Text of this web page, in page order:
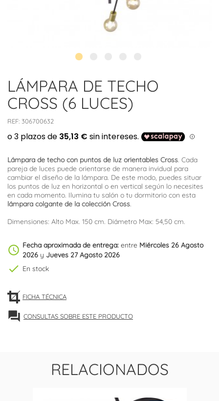
LÁMPARA DE TECHO
CROSS (6 LUCES)
REF: 306700632
Lámpara de techo con puntos de luz orientables Cross. Cada
pareja de luces puede orientarse de manera invidual para
cambiar el diseño de la lámpara. De este modo, puedes situar
los puntos de luz en horizontal o en vertical según lo necesites
en cada momento. Ilumina tu salón o tu dormitorio con esta
lámpara colgante de la colección Cross.
Dimensiones: Alto Max. 150 cm. Diámetro Max: 54,50 cm.
schedule Fecha aproximada de entrega: entre Miércoles 26 Agosto
2026 y Jueves 27 Agosto 2026
check En stock
FICHA TÉCNICA
forum CONSULTAS SOBRE ESTE PRODUCTO
RELACIONADOS